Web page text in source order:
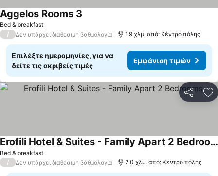
Bed & breakfast
Aggelos Rooms 3
/ Δεν υπάρχει διαθέσιμη βαθμολογία 1.9 χλμ. από: Κέντρο πόλης
Επιλέξτε ημερομηνίες, για να
δείτε τις ακριβείς τιμές
Εμφάνιση τιμών
Bed & breakfast
Erofili Hotel & Suites - Family Apart 2 Bedrooms
/ Δεν υπάρχει διαθέσιμη βαθμολογία 2.0 χλμ. από: Κέντρο πόλης